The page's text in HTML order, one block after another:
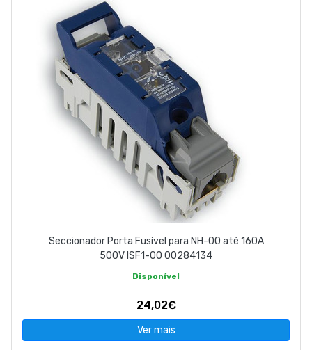
Seccionador Porta Fusível para NH-00 até 160A
500V ISF1-00 00284134
Disponível
24,02€
Ver mais